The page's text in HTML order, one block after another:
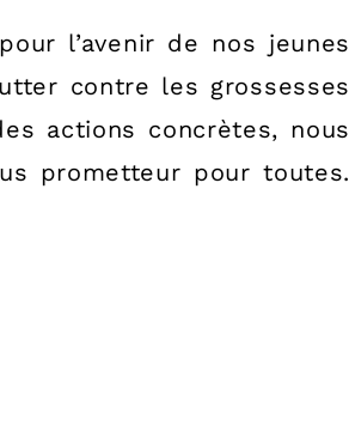
l’avenir de nos jeunes
contre les grossesses
actions concrètes, nous
prometteur pour toutes.